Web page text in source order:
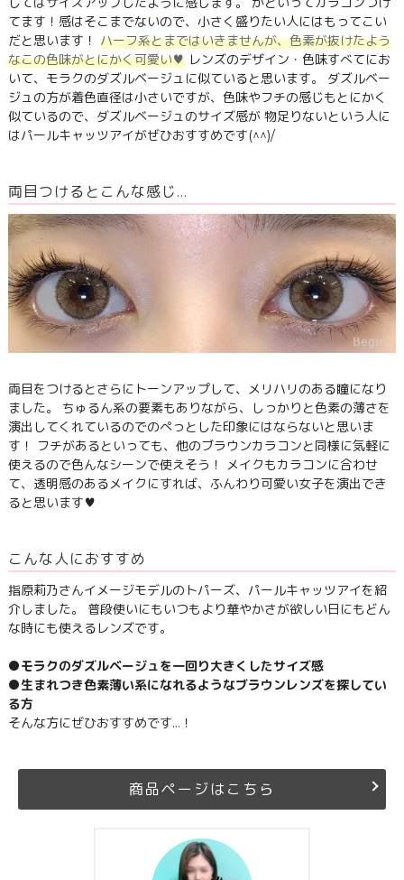
てます！感はそこまでないので、小さく盛りたい人にはもってこい
だと思います！ ハーフ系とまではいきませんが、色素が抜けたよう
なこの色味がとにかく可愛い♥レンズのデザイン・色味すべてにお
いて、モラクのダズルベージュに似ていると思います。 ダズルベー
ジュの方が着色直径は小さいですが、色味やフチの感じもとにかく
似ているので、ダズルベージュのサイズ感が 物足りないという人に
はパールキャッツアイがぜひおすすめです(^^)/
両目つけるとこんな感じ…
両目をつけるとさらにトーンアップして、メリハリのある瞳になり
ました。 ちゅるん系の要素もありながら、しっかりと色素の薄さを
演出してくれているのでのぺっとした印象にはならないと思いま
す！ フチがあるといっても、他のブラウンカラコンと同様に気軽に
使えるので色んなシーンで使えそう！ メイクもカラコンに合わせ
て、透明感のあるメイクにすれば、ふんわり可愛い女子を演出でき
ると思います♥
こんな人におすすめ
指原莉乃さんイメージモデルのトパーズ、パールキャッツアイを紹
介しました。 普段使いにもいつもより華やかさが欲しい日にもどん
な時にも使えるレンズです。
●モラクのダズルベージュを一回り大きくしたサイズ感
●生まれつき色素薄い系になれるようなブラウンレンズを探してい
る方
そんな方にぜひおすすめです…！
商品ページはこちら